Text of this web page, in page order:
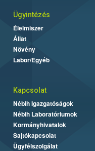
Ügyintézés
Élelmiszer
Állat
Növény
Labor/Egyéb
Kapcsolat
Nébih Igazgatóságok
Nébih Laboratóriumok
Kormányhivatalok
Sajtókapcsolat
Ügyfélszolgálat